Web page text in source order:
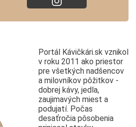
Portál Kávičkári.sk vznikol
v roku 2011 ako priestor
pre všetkých nadšencov
a milovníkov pôžitkov -
dobrej kávy, jedla,
zaujimavých miest a
podujatí. Počas
desaťročia pôsobenia